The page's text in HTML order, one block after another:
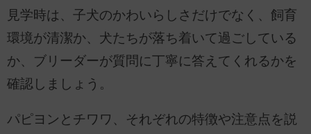
見学時は、子犬のかわいらしさだけでなく、飼育
環境が清潔か、犬たちが落ち着いて過ごしている
か、ブリーダーが質問に丁寧に答えてくれるかを
確認しましょう。
パピヨンとチワワ、それぞれの特徴や注意点を説